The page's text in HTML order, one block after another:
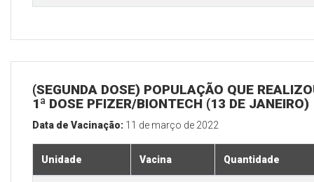
(SEGUNDA DOSE) POPULAÇÃO QUE
1ª DOSE PFIZER/BIONTECH (13 DE JANEIRO)
Data de Vacinação: 11 de março de 2022
Unidade Vacina Quantidade